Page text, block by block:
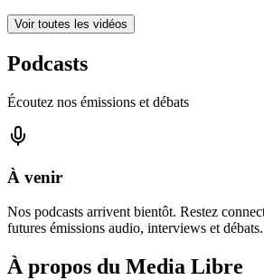
Voir toutes les vidéos
Podcasts
Écoutez nos émissions et débats
À venir
Nos podcasts arrivent bientôt. Restez
futures émissions audio, interviews et débats.
À propos du Media Libre